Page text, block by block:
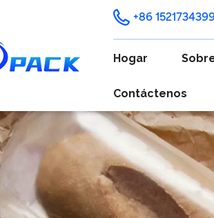
+86
Hogar
Contáctenos